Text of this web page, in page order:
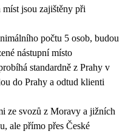
jsou zajištěny při
počtu 5 osob, budou
nástupní místo
standardně z Prahy v
do Prahy a odtud klienti
ze svozů z Moravy a jižních
ale přímo přes České